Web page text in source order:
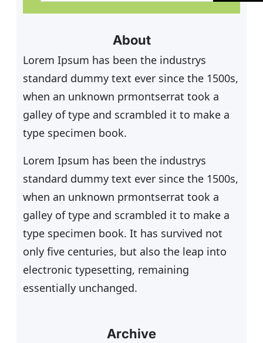
n
About
Lorem Ipsum has been the industrys
standard dummy text ever since the 1500s,
when an unknown prmontserrat took a
galley of type and scrambled it to make a
type specimen book.
Lorem Ipsum has been the industrys
standard dummy text ever since the 1500s,
when an unknown prmontserrat took a
galley of type and scrambled it to make a
type specimen book. It has survived not
only five centuries, but also the leap into
electronic typesetting, remaining
essentially unchanged.
Archive